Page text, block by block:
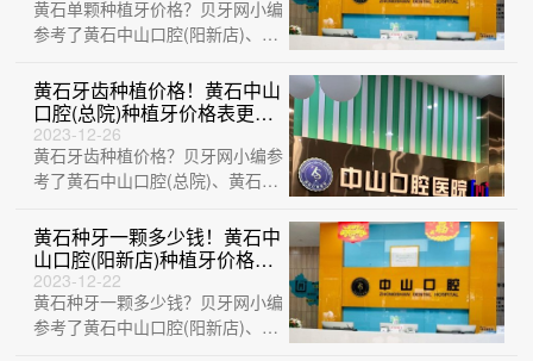
牙：8121元起/颗！
黄石单颗种植牙价格？贝牙网小编
参考了黄石中山口腔(阳新店)、黄
(中央华···
黄石牙齿种植价格！黄石中山
口腔(总院)种植牙价格表更
新，瑞士百丹特Biodente种植
牙：9326元起/颗！
2023-12-26
黄石牙齿种植价格？贝牙网小编参
考了黄石中山口腔(总院)、黄石中
中山口···
黄石种牙一颗多少钱！黄石中
山口腔(阳新店)种植牙价格表
参考，国产钛基牙(BAM)种植
牙价格：3010元起/颗！
2023-12-22
黄石种牙一颗多少钱？贝牙网小编
参考了黄石中山口腔(阳新店)、黄